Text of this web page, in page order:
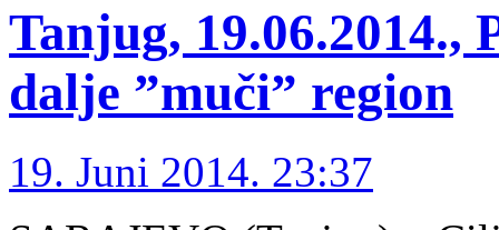
Tanjug, 19.06.2014.,
dalje ”muči” region
19. Juni 2014. 23:37